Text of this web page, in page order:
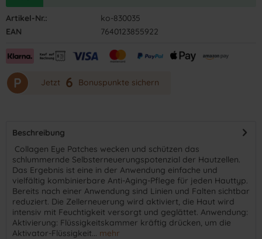
Artikel-Nr.:
ko-830035
EAN
7640123855922
P Jetzt 6 Bonuspunkte sichern
Beschreibung
​ Collagen Eye Patches wecken und schützen das
schlummernde Selbsterneuerungspotenzial der Hautzellen.
Das Ergebnis ist eine in der Anwendung einfache und
vielfältig kombinierbare Anti-Aging-Pflege für jeden Hauttyp.
Bereits nach einer Anwendung sind Linien und Falten sichtbar
reduziert. Die Zellerneuerung wird aktiviert, die Haut wird
intensiv mit Feuchtigkeit versorgt und geglättet. Anwendung:
Aktivierung: Flüssigkeitskammer kräftig drücken, um die
Aktivator-Flüssigkeit... mehr